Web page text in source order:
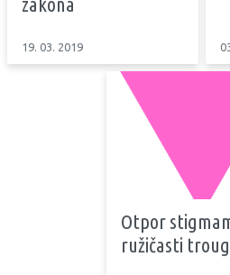
19. 03. 2019
Otpor
ružičasti